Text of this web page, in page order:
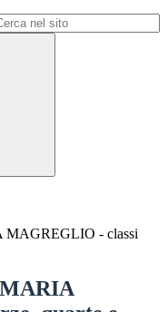
- classi